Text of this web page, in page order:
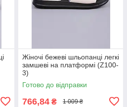
Жіночі бежеві шльопанці легкі
замшеві на платформі (Z100-
3)
Готово до відправки
766,84 ₴ 1 009 ₴